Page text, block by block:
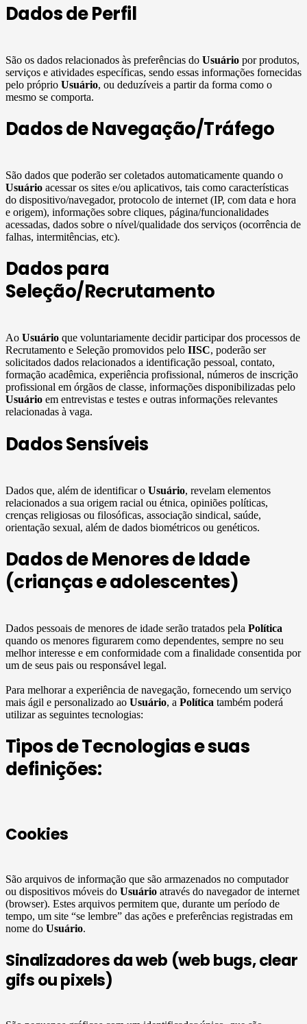
Dados de Perfil
São os dados relacionados às preferências do Usuário por produtos,
serviços e atividades específicas, sendo essas informações fornecidas
pelo próprio Usuário, ou deduzíveis a partir da forma como o
mesmo se comporta.
Dados de Navegação/Tráfego
São dados que poderão ser coletados automaticamente quando o
Usuário acessar os sites e/ou aplicativos, tais como características
do dispositivo/navegador, protocolo de internet (IP, com data e hora
e origem), informações sobre cliques, página/funcionalidades
acessadas, dados sobre o nível/qualidade dos serviços (ocorrência de
falhas, intermitências, etc).
Dados para
Seleção/Recrutamento
Ao Usuário que voluntariamente decidir participar dos processos de
Recrutamento e Seleção promovidos pelo IISC, poderão ser
solicitados dados relacionados a identificação pessoal, contato,
formação acadêmica, experiência profissional, números de inscrição
profissional em órgãos de classe, informações disponibilizadas pelo
Usuário em entrevistas e testes e outras informações relevantes
relacionadas à vaga.
Dados Sensíveis
Dados que, além de identificar o Usuário, revelam elementos
relacionados a sua origem racial ou étnica, opiniões políticas,
crenças religiosas ou filosóficas, associação sindical, saúde,
orientação sexual, além de dados biométricos ou genéticos.
Dados de Menores de Idade
(crianças e adolescentes)
Dados pessoais de menores de idade serão tratados pela Política
quando os menores figurarem como dependentes, sempre no seu
melhor interesse e em conformidade com a finalidade consentida por
um de seus pais ou responsável legal.
Para melhorar a experiência de navegação, fornecendo um serviço
mais ágil e personalizado ao Usuário, a Política também poderá
utilizar as seguintes tecnologias:
Tipos de Tecnologias e suas
definições:
Cookies
São arquivos de informação que são armazenados no computador
ou dispositivos móveis do Usuário através do navegador de internet
(browser). Estes arquivos permitem que, durante um período de
tempo, um site “se lembre” das ações e preferências registradas em
nome do Usuário.
Sinalizadores da web (web bugs, clear
gifs ou pixels)